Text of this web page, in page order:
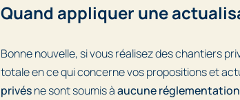
Quand appliquer une
Bonne nouvelle, si vous réalisez des chantiers
totale en ce qui concerne vos propositions et
privésne sont soumis àaucune